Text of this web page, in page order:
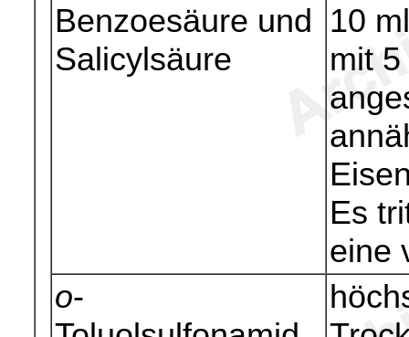
Benzoesäure und
Salicylsäure
10
mit
Es
eine
o-